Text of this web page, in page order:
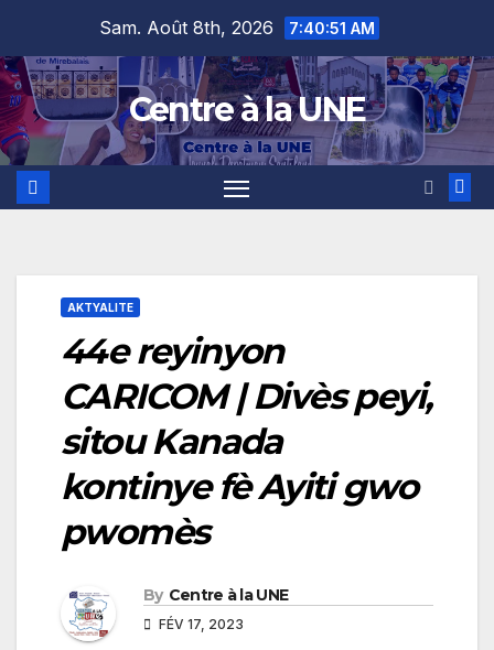
content
Sam. Août 8th, 2026 7:40:51 AM
Centre à la UNE
AKTYALITE
44e reyinyon
CARICOM | Divès peyi,
sitou Kanada
kontinye fè Ayiti gwo
pwomès
By Centre à la UNE
FÉV 17, 2023